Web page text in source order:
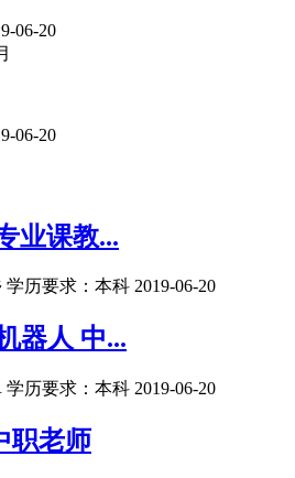
06-20
06-20
业课教...
学历要求：本科 2019-06-20
器人 中...
学历要求：本科 2019-06-20
职老师